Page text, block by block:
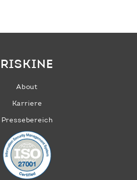
RISKINE
About
Karriere
Pressebereich